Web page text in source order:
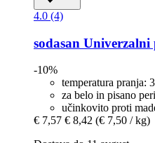
4.0 (4)
sodasan Univerzalni
-10%
temperatura pranja:
za belo in pisano
učinkovito proti
€ 7,57 € 8,42 (€ 7,50 / kg)